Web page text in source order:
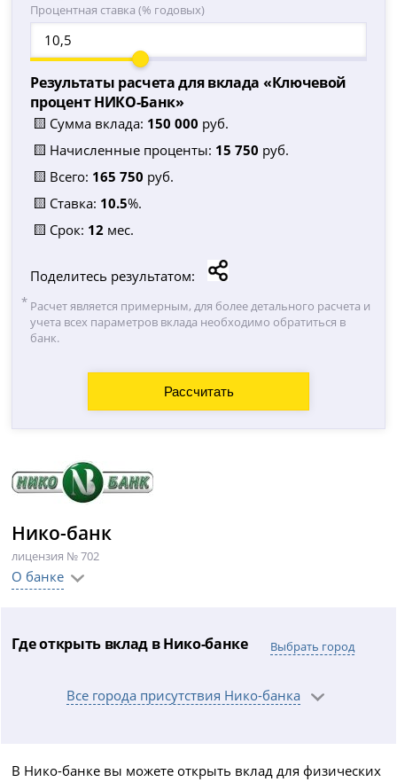
Процентная ставка (% годовых)
Результаты расчета для вклада «Ключевой
процент НИКО-Банк»
🟨 Сумма вклада: 150 000 руб.
🟨 Начисленные проценты: 15 750 руб.
🟨 Всего: 165 750 руб.
🟨 Ставка: 10.5%.
🟨 Срок: 12 мес.
Поделитесь результатом:
Расчет является примерным, для более детального расчета и
учета всех параметров вклада необходимо обратиться в
банк.
Нико-банк
лицензия № 702
О банке
Где открыть вклад в Нико-банке Выбрать город
Все города присутствия Нико-банка
В Нико-банке вы можете открыть вклад для физических